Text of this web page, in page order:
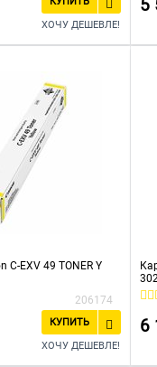
ХОЧУ ДЕШЕВЛЕ!
5
C-EXV 49 TONER Y
206174
КУПИТЬ
ХОЧУ ДЕШЕВЛЕ!
6